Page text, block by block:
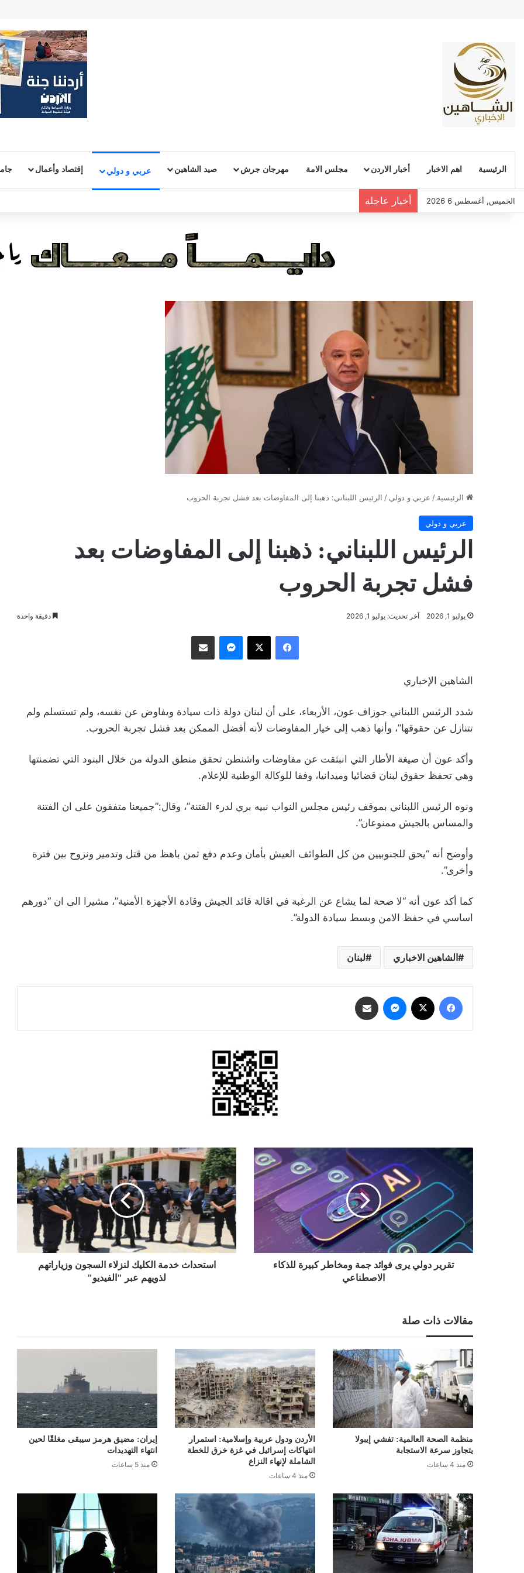
الرئيسية اهم الاخبار أخبار الاردن مجلس الامة مهرجان جرش صيد الشاهين عربي و دولي إقتصاد وأعمال
الخميس, أغسطس 6 2026 أخبار عاجلة
الرئيسية / عربي و دولي / ‏الرئيس اللبناني: ذهبنا إلى المفاوضات بعد فشل تجربة الحروب
عربي و دولي
‏الرئيس اللبناني: ذهبنا إلى المفاوضات بعد
فشل تجربة الحروب
يوليو 1, 2026 آخر تحديث: يوليو 1, 2026 دقيقة واحدة
فيسبوك ‫X ماسنجر مشاركة عبر البريد
الشاهين الإخباري
شدد الرئيس اللبناني جوزاف عون، الأربعاء، على أن لبنان دولة ذات سيادة ويفاوض عن نفسه، ولم تستسلم ولم
تتنازل عن حقوقها”، وأنها ذهب إلى خيار المفاوضات لأنه أفضل الممكن بعد فشل تجربة الحروب.
وأكد عون أن صيغة الأطار التي انبثقت عن مفاوضات واشنطن تحقق منطق الدولة من خلال البنود التي تضمنتها
وهي تحفظ حقوق لبنان قضائيا وميدانيا، وفقا للوكالة الوطنية للإعلام.
ونوه الرئيس اللبناني بموقف رئيس مجلس النواب نبيه بري لدرء الفتنة”، وقال:”جميعنا متفقون على ان الفتنة
والمساس بالجيش ممنوعان”.
وأوضح أنه “يحق للجنوبيين من كل الطوائف العيش بأمان وعدم دفع ثمن باهظ من قتل وتدمير ونزوح بين فترة
وأخرى”.
كما أكد عون أنه “لا صحة لما يشاع عن الرغبة في اقالة قائد الجيش وقادة الأجهزة الأمنية”، مشيرا الى ان “دورهم
اساسي في حفظ الامن وبسط سيادة الدولة”.
الشاهين الاخباري لبنان
فيسبوك ماسنجر
تقرير
دولي
ومخاطر
كبيرة
للذكاء
الاصطناعي
تقرير دولي يرى فوائد جمة ومخاطر كبيرة للذكاء
الاصطناعي
استحداث
خدمة
الكليك
لنزلاء
السجون
وزياراتهم
لذويهم
عبر
"الفيديو"
استحداث خدمة الكليك لنزلاء السجون وزياراتهم
لذويهم عبر "الفيديو"
مقالات ذات صلة
منظمة الصحة العالمية: تفشي إيبولا
يتجاوز سرعة الاستجابة
منذ 4 ساعات
الأردن ودول عربية وإسلامية: استمرار
انتهاكات إسرائيل في غزة خرق للخطة
الشاملة لإنهاء النزاع
منذ 4 ساعات
إيران: مضيق هرمز سيبقى مغلقًا لحين
انتهاء التهديدات
منذ 5 ساعات